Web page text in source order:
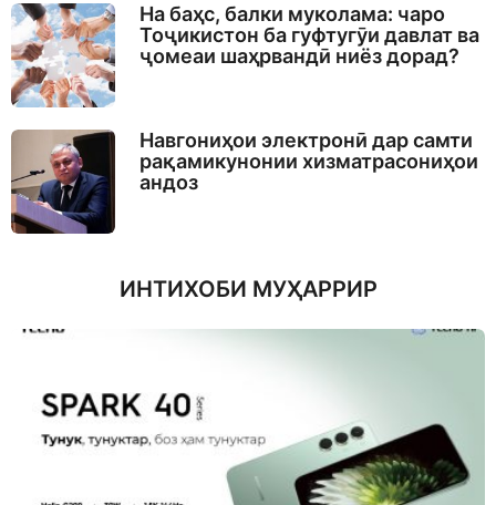
На баҳс, балки муколама: чаро
Тоҷикистон ба гуфтугӯи давлат ва
ҷомеаи шаҳрвандӣ ниёз дорад?
Навгониҳои электронӣ дар самти
рақамикунонии хизматрасониҳои
андоз
ИНТИХОБИ МУҲАРРИР